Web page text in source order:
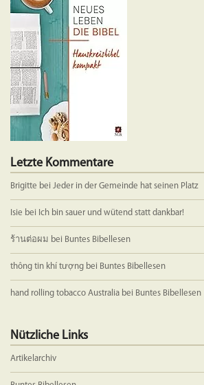
können
Letzte Kommentare
Brigitte bei Jeder in der Gemeinde hat seinen Platz
Isie bei Ich bin sauer und wütend statt dankbar!
ร้านต่อผม bei Buntes Bibellesen
thông tin khí tượng bei Buntes Bibellesen
hand rolling tobacco Australia bei Buntes Bibellesen
Nützliche Links
Artikelarchiv